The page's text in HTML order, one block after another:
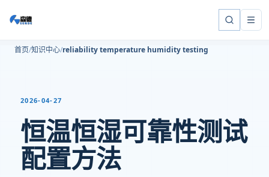
首页 知识中心 reliability temperature humidity testing
2026-04-27
恒温恒湿可靠性测试
配置方法